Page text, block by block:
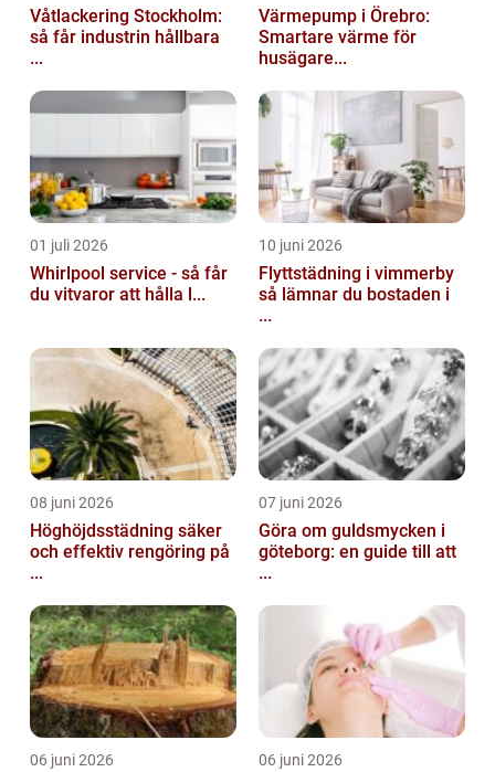
Våtlackering Stockholm:
så får industrin hållbara
...
Värmepump i Örebro:
Smartare värme för
husägare...
01 juli 2026
Whirlpool service - så får
du vitvaror att hålla l...
10 juni 2026
Flyttstädning i vimmerby
så lämnar du bostaden i
...
08 juni 2026
Höghöjdsstädning säker
och effektiv rengöring på
...
07 juni 2026
Göra om guldsmycken i
göteborg: en guide till att
...
06 juni 2026 06 juni 2026